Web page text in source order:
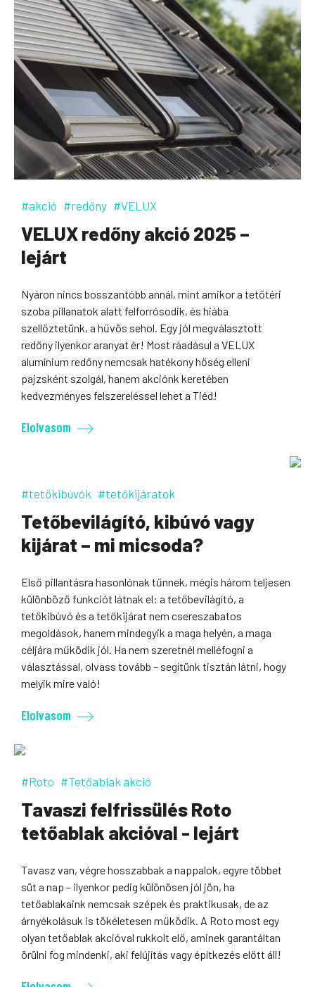
#akció #redőny #VELUX
VELUX redőny akció 2025 –
lejárt
Nyáron nincs bosszantóbb annál, mint amikor a tetőtéri
szoba pillanatok alatt felforrósodik, és hiába
szellőztetünk, a hűvös sehol. Egy jól megválasztott
redőny ilyenkor aranyat ér! Most ráadásul a VELUX
alumínium redőny nemcsak hatékony hőség elleni
pajzsként szolgál, hanem akciónk keretében
kedvezményes felszereléssel lehet a Tiéd!
Elolvasom
#tetőkibúvók #tetőkijáratok
Tetőbevilágító, kibúvó vagy
kijárat – mi micsoda?
Első pillantásra hasonlónak tűnnek, mégis három teljesen
különböző funkciót látnak el: a tetőbevilágító, a
tetőkibúvó és a tetőkijárat nem csereszabatos
megoldások, hanem mindegyik a maga helyén, a maga
céljára működik jól. Ha nem szeretnél melléfogni a
választással, olvass tovább – segítünk tisztán látni, hogy
melyik mire való!
Elolvasom
#Roto #Tetőablak akció
Tavaszi felfrissülés Roto
tetőablak akcióval - lejárt
Tavasz van, végre hosszabbak a nappalok, egyre többet
süt a nap – ilyenkor pedig különösen jól jön, ha
tetőablakaink nemcsak szépek és praktikusak, de az
árnyékolásuk is tökéletesen működik. A Roto most egy
olyan tetőablak akcióval rukkolt elő, aminek garantáltan
örülni fog mindenki, aki felújítás vagy építkezés előtt áll!